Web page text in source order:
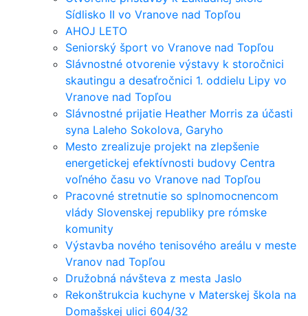
Sídlisko II vo Vranove nad Topľou
AHOJ LETO
Seniorský šport vo Vranove nad Topľou
Slávnostné otvorenie výstavy k storočnici
skautingu a desaťročnici 1. oddielu Lipy vo
Vranove nad Topľou
Slávnostné prijatie Heather Morris za účasti
syna Laleho Sokolova, Garyho
Mesto zrealizuje projekt na zlepšenie
energetickej efektívnosti budovy Centra
voľného času vo Vranove nad Topľou
Pracovné stretnutie so splnomocnencom
vlády Slovenskej republiky pre rómske
komunity
Výstavba nového tenisového areálu v meste
Vranov nad Topľou
Družobná návšteva z mesta Jaslo
Rekonštrukcia kuchyne v Materskej škola na
Domašskej ulici 604/32